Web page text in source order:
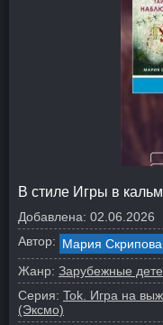
В стиле Игры в
Добавлена: 02.06.2026
Автор: Мария Скрипова
Жанр: Зарубежные
Серия: Tok. Игра на
(Эксмо)